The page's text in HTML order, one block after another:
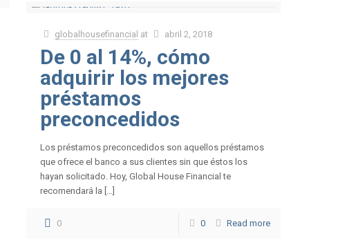
globalhousefinancial at abril 2, 2018
De 0 al 14%, cómo
adquirir los mejores
préstamos
preconcedidos
Los préstamos preconcedidos son aquellos préstamos
que ofrece el banco a sus clientes sin que éstos los
hayan solicitado. Hoy, Global House Financial te
recomendará la […]
0 0 Read more